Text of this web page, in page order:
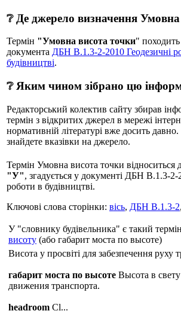
❔ Де джерело визначення
Термін "Умовна висота точки"
документа ДБН В.1.3-2-2010 Геодезичні
будівництві.
❔ Яким чином зібрано цю
Редакторський колектив сайту збирав
термін з відкритих джерел в мережі
нормативній літературі вже досить
знайдете вказівки на джерело.
Термін Умовна висота точки відноситься
"У", згадується у документі ДБН В.1.3-2-
роботи в будівництві.
Ключові слова сторінки: вісь, ДБН В.1.3-2,
У "словнику будівельника" є такий
висоту (або габарит моста по высоте)
Висота у просвіті для забезпечення руху
габарит моста по высоте Высота в
движения транспорта.
headroom Cl...